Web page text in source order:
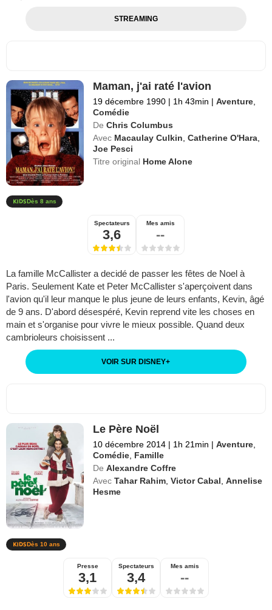
STREAMING
Maman, j'ai raté l'avion
19 décembre 1990 | 1h 43min | Aventure
Comédie
De Chris Columbus
Avec Macaulay Culkin ,Catherine O'Hara
Joe Pesci
Titre original Home Alone
Dès 8 ans
Spectateurs
3,6
Mes amis
--
La famille McCallister a decidé de passer les fêtes de Noel à
Paris. Seulement Kate et Peter McCallister s'aperçoivent dans
l'avion qu'il leur manque le plus jeune de leurs enfants, Kevin, âgé
de 9 ans. D'abord désespéré, Kevin reprend vite les choses en
main et s'organise pour vivre le mieux possible. Quand deux
cambrioleurs choisissent ...
VOIR SUR DISNEY+
Le Père Noël
10 décembre 2014 | 1h 21min | Aventure
Comédie Famille
De Alexandre Coffre
Avec Tahar Rahim ,Victor Cabal ,Annelise
Hesme
Dès 10 ans
Presse
3,1
Spectateurs
3,4
Mes amis
--